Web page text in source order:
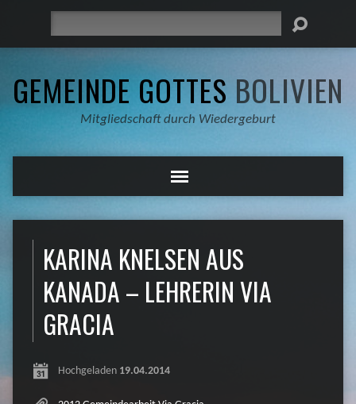
GEMEINDE GOTTES BOLIVIEN
Mitgliedschaft durch Wiedergeburt
KARINA KNELSEN AUS
KANADA – LEHRERIN VIA
GRACIA
Hochgeladen 19.04.2014